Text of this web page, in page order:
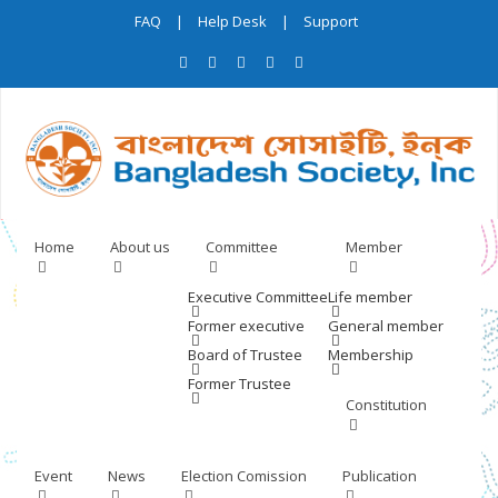
FAQ | Help Desk | Support
Home About us Committee
Executive Committee
Former executive
Board of Trustee
Former Trustee
Member
Life member
General member
Membership
Constitution
Event News Election Comission Publication